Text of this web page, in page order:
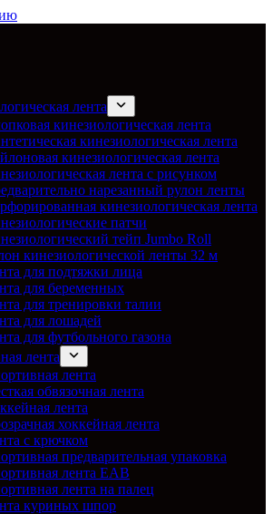
лента
кинезиологическая лента
кинезиологическая лента
кинезиологическая лента
лента с рисунком
нарезанный рулон ленты
кинезиологическая лента
патчи
тейп Jumbo Roll
кинезиологической ленты 32 м
для подтяжки лица
для беременных
для тренировки талии
для лошадей
для футбольного газона
лента
лента
обвязочная лента
лента
хоккейная лента
с крючком
предварительная упаковка
лента EAB
лента на палец
куриных шпор